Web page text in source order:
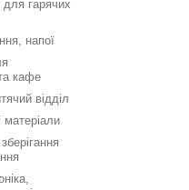
для гарячих
напої
кафе
відділ
матеріали